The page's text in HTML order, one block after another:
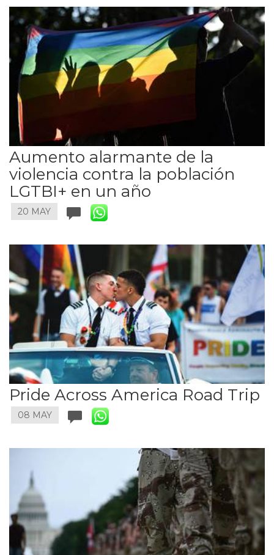
Aumento alarmante de la
violencia contra la población
LGTBI+ en un año
20 MAY
Pride Across America Road Trip
08 MAY